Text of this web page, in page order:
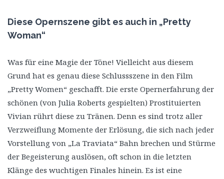
Diese Opernszene gibt es auch in „Pretty
Woman“
Was für eine Magie der Töne! Vielleicht aus diesem
Grund hat es genau diese Schlussszene in den Film
„Pretty Women“ geschafft. Die erste Opernerfahrung der
schönen (von Julia Roberts gespielten) Prostituierten
Vivian rührt diese zu Tränen. Denn es sind trotz aller
Verzweiflung Momente der Erlösung, die sich nach jeder
Vorstellung von „La Traviata“ Bahn brechen und Stürme
der Begeisterung auslösen, oft schon in die letzten
Klänge des wuchtigen Finales hinein. Es ist eine